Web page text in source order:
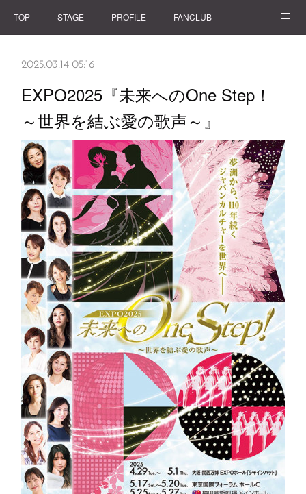
TOP STAGE PROFILE FANCLUB
2025.03.14 05:16
EXPO2025『未来へのOne Step！
～世界を結ぶ愛の歌声～』